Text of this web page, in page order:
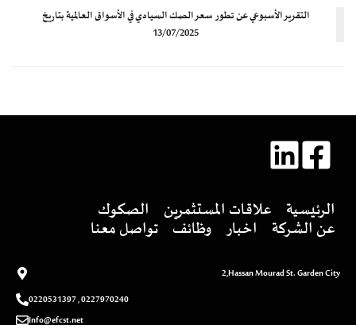
التقرير الأسبوعي عن تطور سعر الصك السيادي في الأسواق العالمية بتاريخ
13/07/2025
الرئيسية علاقات المستثمرين الصكوك
عن الشركة اخبار وظائف تواصل معنا
2,Hassan Mourad St. Garden City
0227970240 , 0220531397
Info@efcst.net